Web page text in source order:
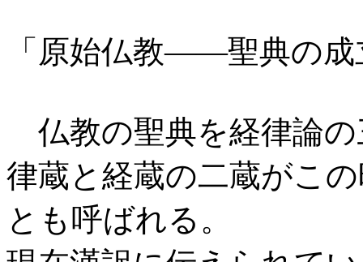
「原始仏教――聖典の成
仏教の聖典を経律論
律蔵と経蔵の二蔵がこ
とも呼ばれる。